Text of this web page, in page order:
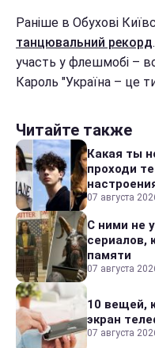
Раніше в Обухові
танцювальний рекорд
участь у флешмобі –
Кароль "Україна – це
Читайте также
Какая ты
проходи
07 августа
С ними не
сериалов,
памяти
07 августа
10 вещей,
экран
07 августа